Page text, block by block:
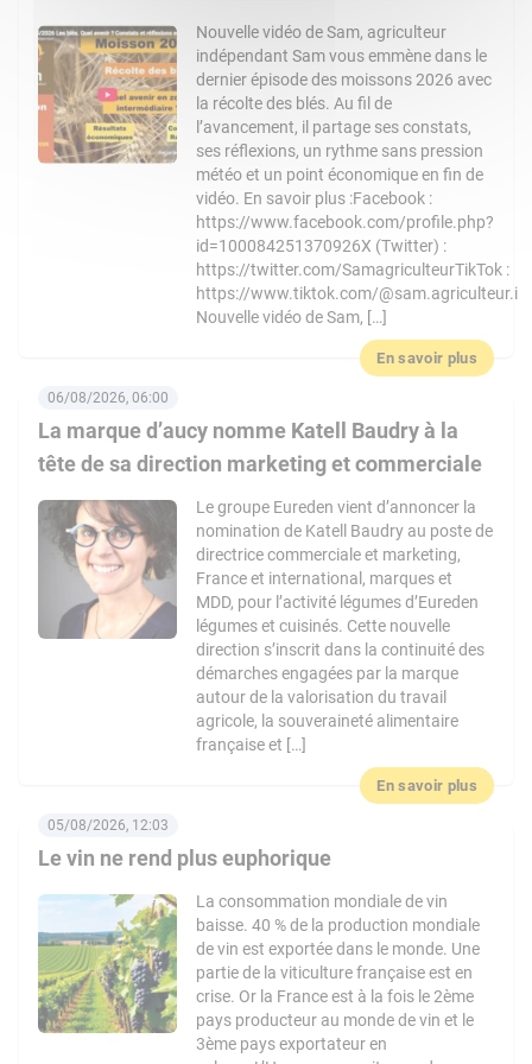
Nouvelle vidéo de Sam, agriculteur
indépendant Sam vous emmène dans le
dernier épisode des moissons 2026 avec
la récolte des blés. Au fil de
l’avancement, il partage ses constats,
ses réflexions, un rythme sans pression
météo et un point économique en fin de
vidéo. En savoir plus :Facebook :
https://www.facebook.com/profile.php?
id=100084251370926X (Twitter) :
https://twitter.com/SamagriculteurTikTok :
https://www.tiktok.com/@sam.agriculteur.i
Nouvelle vidéo de Sam, […]
En savoir plus
La marque d’aucy nomme Katell Baudry à la
tête de sa direction marketing et commerciale
06/08/2026, 06:00
Le groupe Eureden vient d’annoncer la
nomination de Katell Baudry au poste de
directrice commerciale et marketing,
France et international, marques et
MDD, pour l’activité légumes d’Eureden
légumes et cuisinés. Cette nouvelle
direction s’inscrit dans la continuité des
démarches engagées par la marque
autour de la valorisation du travail
agricole, la souveraineté alimentaire
française et […]
En savoir plus
Le vin ne rend plus euphorique
05/08/2026, 12:03
La consommation mondiale de vin
baisse. 40 % de la production mondiale
de vin est exportée dans le monde. Une
partie de la viticulture française est en
crise. Or la France est à la fois le 2ème
pays producteur au monde de vin et le
3ème pays exportateur en